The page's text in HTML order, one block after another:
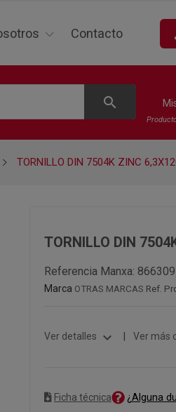
Contacto
search
TORNILLO DIN 7504K ZINC
TORNILLO DIN
Referencia Manxa: 866309
Marca OTRAS MARCAS Ref.
Ver detalles expand_more Ver más
Ficha técnica ¿Alguna